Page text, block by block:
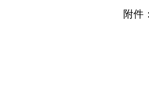
附件：